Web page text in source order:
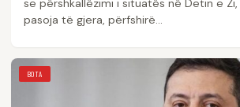
se përshkallëzimi i situatës në Detin e
pasoja të gjera, përfshirë…
BOTA